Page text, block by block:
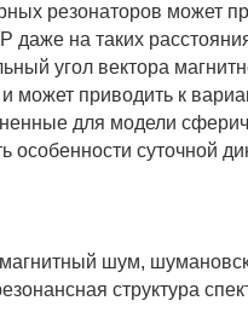
резонаторов может
даже на таких
угол вектора
может приводить к
для модели
особенности суточной
шум,
структура